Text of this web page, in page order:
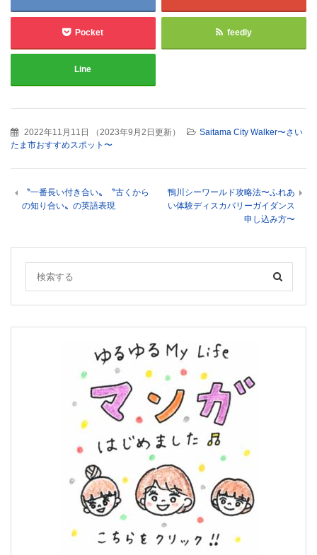
Pocket feedly
Line
2022年11月11日 （ 2023年9月2日更新）
Saitama City Walker〜さい
たま市おすすめスポット〜
〝一番長い付き合い〟〝古くから
の知り合い〟の英語表現
鴨川シーワールド攻略法〜ふれあ
い体験ディスカバリーガイダンス
申し込み方〜